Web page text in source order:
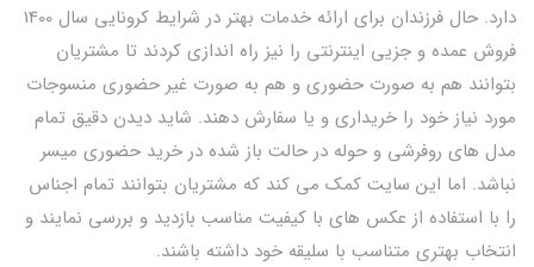
دارد. حال فرزندان برای ارائه خدمات بهتر در شرایط کرونایی سال 1400
فروش عمده و جزیی اینترنتی را نیز راه اندازی کردند تا مشتریان
بتوانند هم به صورت حضوری و هم به صورت غیر حضوری منسوجات
مورد نیاز خود را خریداری و یا سفارش دهند. شاید دیدن دقیق تمام
مدل های روفرشی و حوله در حالت باز شده در خرید حضوری میسر
نباشد. اما این سایت کمک می کند که مشتریان بتوانند تمام اجناس
را با استفاده از عکس های با کیفیت مناسب بازدید و بررسی نمایند و
انتخاب بهتری متناسب با سلیقه خود داشته باشند.